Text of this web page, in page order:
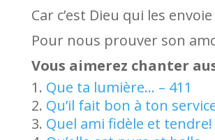
Car c’est Dieu qui les envoie
Pour nous prouver son
Vous aimerez chanter
Que ta lumière… – 411
Qu’il fait bon à ton
Quel ami fidèle et tendre!